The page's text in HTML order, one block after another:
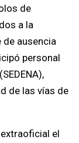
de
a la
ausencia
personal
de las vías de
el